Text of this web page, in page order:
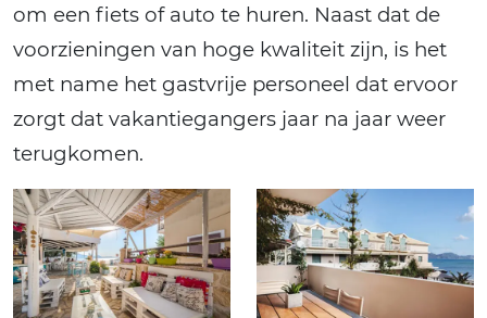
om een fiets of auto te huren. Naast dat de
voorzieningen van hoge kwaliteit zijn, is het
met name het gastvrije personeel dat ervoor
zorgt dat vakantiegangers jaar na jaar weer
terugkomen.